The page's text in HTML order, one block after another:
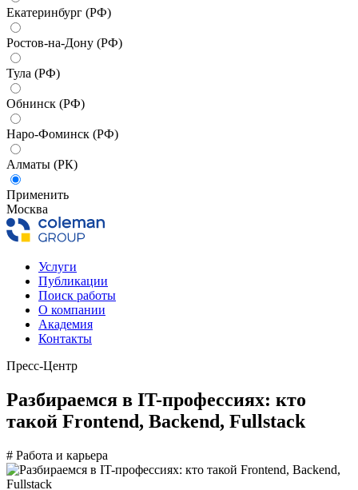
Екатеринбург (РФ)
Ростов-на-Дону (РФ)
Тула (РФ)
Обнинск (РФ)
Наро-Фоминск (РФ)
Алматы (РК)
Применить
Москва
Услуги
Публикации
Поиск работы
О компании
Академия
Контакты
Пресс-Центр
Разбираемся в IT-профессиях: кто
такой Frontend, Backend, Fullstack
# Работа и карьера